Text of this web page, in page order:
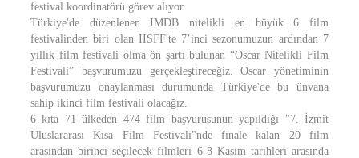
festival koordinatörü görev alıyor.
Türkiye'de düzenlenen IMDB nitelikli en büyük 6 film
festivalinden biri olan IISFF'te 7’inci sezonumuzun ardından 7
yıllık film festivali olma ön şartı bulunan “Oscar Nitelikli Film
Festivali” başvurumuzu gerçekleştireceğiz. Oscar yönetiminin
başvurumuzu onaylanması durumunda Türkiye'de bu ünvana
sahip ikinci film festivali olacağız.
6 kıta 71 ülkeden 474 film başvurusunun yapıldığı "7. İzmit
Uluslararası Kısa Film Festivali"nde finale kalan 20 film
arasından birinci seçilecek filmleri 6-8 Kasım tarihleri arasında